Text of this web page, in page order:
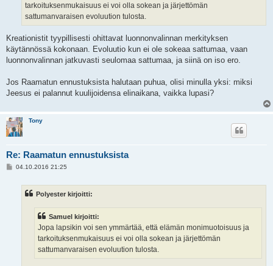
tarkoituksenmukaisuus ei voi olla sokean ja järjettömän
sattumanvaraisen evoluution tulosta.
Kreationistit tyypillisesti ohittavat luonnonvalinnan merkityksen
käytännössä kokonaan. Evoluutio kun ei ole sokeaa sattumaa, vaan
luonnonvalinnan jatkuvasti seulomaa sattumaa, ja siinä on iso ero.
Jos Raamatun ennustuksista halutaan puhua, olisi minulla yksi: miksi
Jeesus ei palannut kuulijoidensa elinaikana, vaikka lupasi?
Tony
Re: Raamatun ennustuksista
V04.10.2016 21:25
Polyester kirjoitti:
Samuel kirjoitti:
Jopa lapsikin voi sen ymmärtää, että elämän monimuotoisuus ja
tarkoituksenmukaisuus ei voi olla sokean ja järjettömän
sattumanvaraisen evoluution tulosta.